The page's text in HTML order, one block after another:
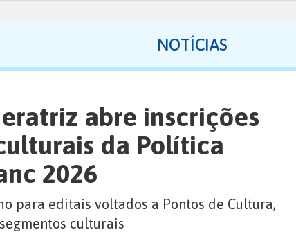
NOTÍCIAS
abre inscrições
da Política
2026
para editais voltados a Pontos de Cultura,
culturais